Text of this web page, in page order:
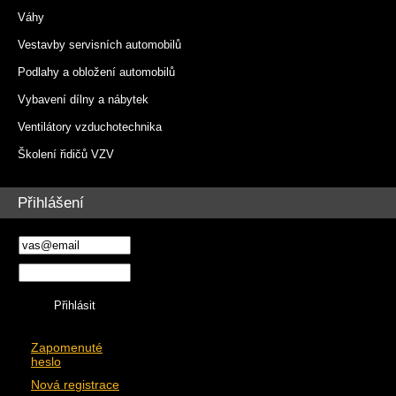
Váhy
Vestavby servisních automobilů
Podlahy a obložení automobilů
Vybavení dílny a nábytek
Ventilátory vzduchotechnika
Školení řidičů VZV
Přihlášení
Zapomenuté
heslo
Nová registrace